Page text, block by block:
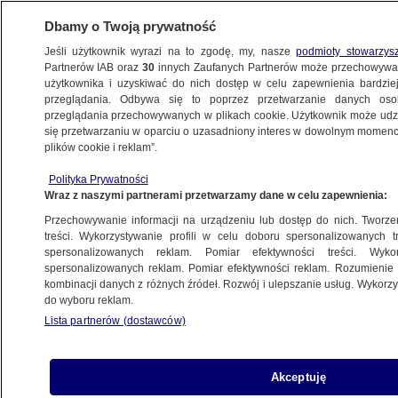
PILNE Ukraina wydała zgodę na kolejne ekshumacje
ŚWIAT
Poseł na gali z Putinem. Chwalił reżimowe
media
26.10.2025, 05:36
Posłuchaj artykułu
Dbamy o Twoją prywatność
Jeśli użytkownik wyrazi na to zgodę, my, naszepodmioty
Partnerów IAB oraz30 innych Zaufanych Partnerów może
użytkownika i uzyskiwać do nich dostęp w celu zapewnienia
przeglądania. Odbywa się to poprzez przetwarzanie danych
przeglądania przechowywanych w plikach cookie. Użytkownik może
się przetwarzaniu w oparciu o uzasadniony interes w dowolnym
plików cookie i reklam”.
Polityka Prywatności
Wraz z naszymi partnerami przetwarzamy dane w celu zapewnienia:
Przechowywanie informacji na urządzeniu lub dostęp do nich.
treści. Wykorzystywanie profili w celu doboru spersonalizowanych
spersonalizowanych reklam. Pomiar efektywności treści.
spersonalizowanych reklam. Pomiar efektywności reklam.
kombinacji danych z różnych źródeł. Rozwój i ulepszanie usług.
do wyboru reklam.
Lista partnerów (dostawców)
Akceptuję